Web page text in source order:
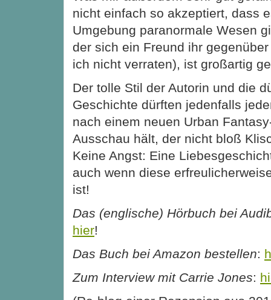
nicht einfach so akzeptiert, dass
Umgebung paranormale Wesen
der sich ein Freund ihr
ich nicht verraten), ist großartig
Der tolle Stil der Autorin und die
Geschichte dürften jedenfalls
nach einem neuen Urban
Ausschau hält, der nicht bloß
Keine Angst: Eine
auch wenn diese
ist!
Das (englische) Hörbuch bei
hier!
Das Buch bei Amazon bestellen:
Zum Interview mit Carrie Jones: